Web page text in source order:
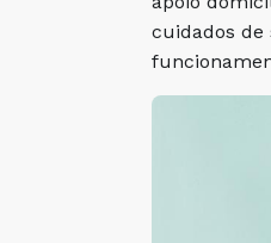
cuidados de